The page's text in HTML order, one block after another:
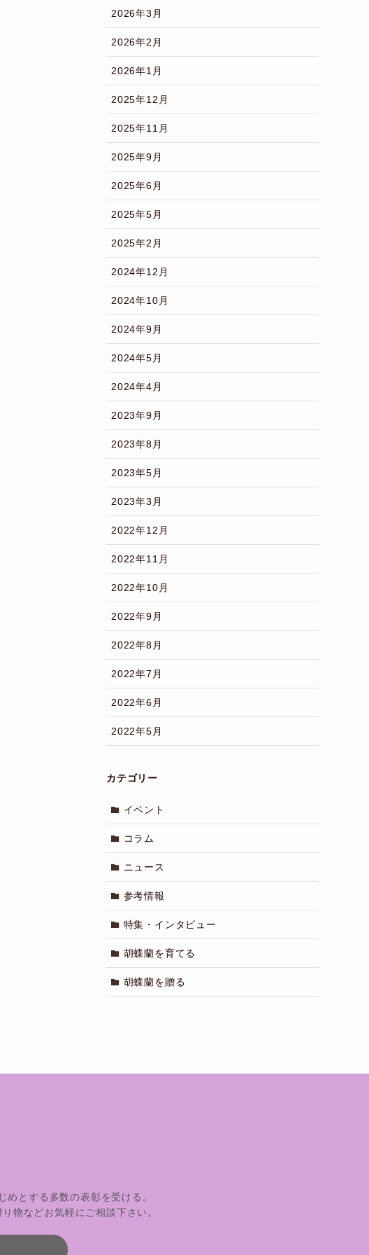
2026年3月
2026年2月
2026年1月
2025年12月
2025年11月
2025年9月
2025年6月
2025年5月
2025年2月
2024年12月
2024年10月
2024年9月
2024年5月
2024年4月
2023年9月
2023年8月
2023年5月
2023年3月
2022年12月
2022年11月
2022年10月
2022年9月
2022年8月
2022年7月
2022年6月
2022年5月
カテゴリー
イベント
コラム
ニュース
参考情報
特集・インタビュー
胡蝶蘭を育てる
胡蝶蘭を贈る
とする多数の表彰を受ける。
物などお気軽にご相談下さい。